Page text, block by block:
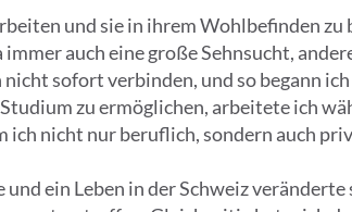
und sie in ihrem Wohlbefinden
auch eine große Sehnsucht,
sofort verbinden, und so begann
zu ermöglichen, arbeitete ich
ich nicht nur beruflich, sondern auch
ein Leben in der Schweiz